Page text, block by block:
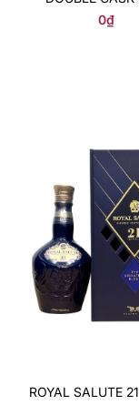
0₫
ROYAL SALUTE